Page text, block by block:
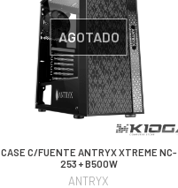
AGOTADO
CASE C/FUENTE ANTRYX XTREME NC-
253 + B500W
ANTRYX